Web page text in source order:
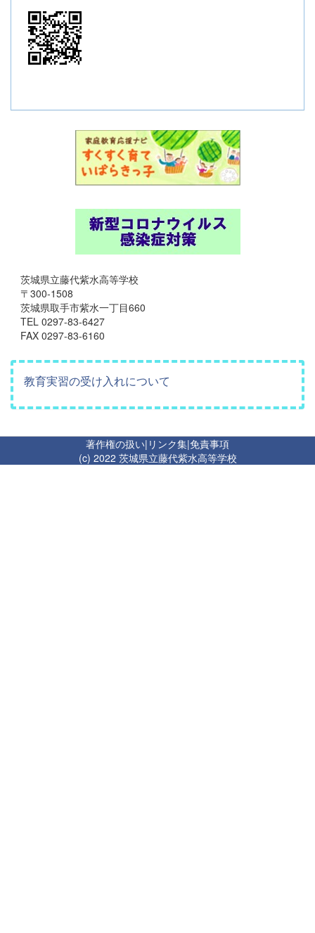
茨城県立藤代紫水高等学校
〒300-1508
茨城県取手市紫水一丁目660
TEL 0297-83-6427
FAX 0297-83-6160
教育実習の受け入れについて
著作権の扱い| リンク集|免責事項
(c) 2022 茨城県立藤代紫水高等学校